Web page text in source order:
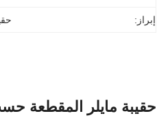
إبراز:
حقيبة مايلر المقطعة